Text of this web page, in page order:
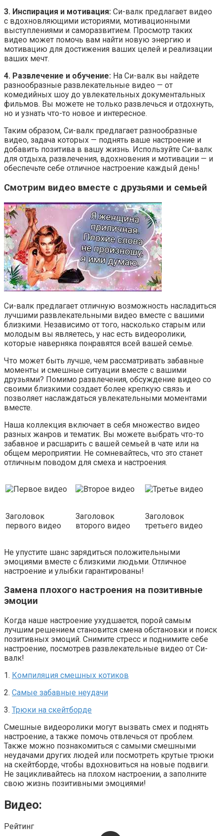
3. Инспирация и мотивация: Си-валк предлагает видео
с вдохновляющими историями, мотивационными
выступлениями и саморазвитием. Просмотр таких
видео может помочь вам найти новую энергию и
мотивацию для достижения ваших целей и реализации
ваших мечт.
4. Развлечение и обучение: На Си-валк вы найдете
разнообразные развлекательные видео — от
комедийных шоу до увлекательных документальных
фильмов. Вы можете не только развлечься и отдохнуть,
но и узнать что-то новое и интересное.
Таким образом, Си-валк предлагает разнообразные
видео, задача которых — поднять ваше настроение и
добавить позитива в вашу жизнь. Используйте Си-валк
для отдыха, развлечения, вдохновения и мотивации — и
обеспечьте себе отличное настроение каждый день!
Смотрим видео вместе с друзьями и семьей
Си-валк предлагает отличную возможность насладиться
лучшими развлекательными видео вместе с вашими
близкими. Независимо от того, насколько старым или
молодым вы являетесь, у нас есть видеоролики,
которые наверняка понравятся всей вашей семье.
Что может быть лучше, чем рассматривать забавные
моменты и смешные ситуации вместе с вашими
друзьями? Помимо развлечения, обсуждение видео со
своими близкими создает более крепкую связь и
позволяет наслаждаться увлекательными моментами
вместе.
Наша коллекция включает в себя множество видео
разных жанров и тематик. Вы можете выбрать что-то
забавное и расшарить с вашей семьей в чате или на
общем мероприятии. Не сомневайтесь, что это станет
отличным поводом для смеха и настроения.
Заголовок
первого видео
Заголовок
второго видео
Заголовок
третьего видео
Не упустите шанс зарядиться положительными
эмоциями вместе с близкими людьми. Отличное
настроение и улыбки гарантированы!
Замена плохого настроения на позитивные
эмоции
Когда наше настроение ухудшается, порой самым
лучшим решением становится смена обстановки и поиск
позитивных эмоций. Снимите стресс и поднимите себе
настроение, посмотрев развлекательные видео от Си-
валк!
1. Компиляция смешных котиков
2. Самые забавные неудачи
3. Трюки на скейтборде
Смешные видеоролики могут вызвать смех и поднять
настроение, а также помочь отвлечься от проблем.
Также можно познакомиться с самыми смешными
неудачами других людей или посмотреть крутые трюки
на скейтборде, чтобы вдохновиться на новые подвиги.
Не зацикливайтесь на плохом настроении, а заполните
свою жизнь позитивными эмоциями!
Видео:
Рейтинг